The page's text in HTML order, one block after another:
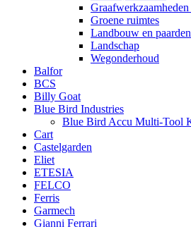
Groene ruimtes
Landbouw en
Landschap
Wegonderhoud
Balfor
BCS
Billy Goat
Blue Bird Industries
Blue Bird Accu Multi-Tool
Cart
Castelgarden
Eliet
ETESIA
FELCO
Ferris
Garmech
Gianni Ferrari